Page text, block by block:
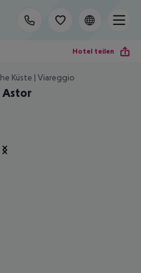
Hotel teilen
Küste | Viareggio
Astor